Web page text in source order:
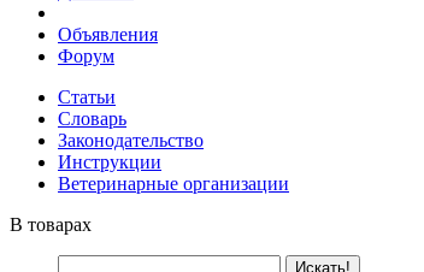
Объявления
Форум
Статьи
Словарь
Законодательство
Инструкции
Ветеринарные организации
В товарах